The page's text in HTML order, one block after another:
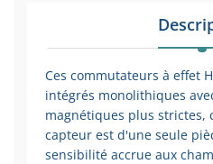
Ces commutateurs à effet
intégrés monolithiques
magnétiques plus strictes,
capteur est d'une seule
sensibilité accrue aux